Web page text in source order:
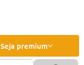
Seja premium